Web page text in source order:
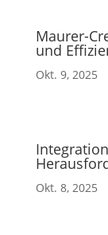
Maurer-
und
Okt. 9, 2025
Okt. 8, 2025